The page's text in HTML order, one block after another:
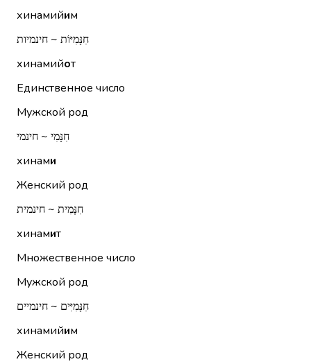
хинамийим
חִנָּמִיּוֹת ~ חינמיות
хинамийот
Единственное число
Мужской род
חִנָּמִי ~ חינמי
хинами
Женский род
חִנָּמִית ~ חינמית
хинамит
Множественное число
Мужской род
חִנָּמִיִּים ~ חינמיים
хинамийим
Женский род